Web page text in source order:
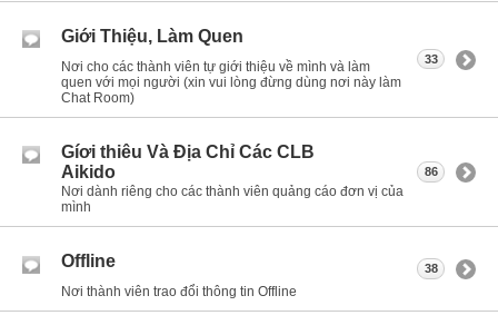
Giới Thiệu, Làm Quen
Nơi cho các thành viên tự giới thiệu về mình và làm
quen với mọi người (xin vui lòng đừng dùng nơi này làm
Chat Room)
33
Gíơi thiêu Và Địa Chỉ Các CLB
Aikido
Nơi dành riêng cho các thành viên quảng cáo đơn vị của
mình
86
Offline
Nơi thành viên trao đổi thông tin Offline
38